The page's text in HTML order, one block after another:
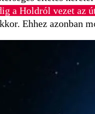
a Holdról vezet az
Ehhez azonban